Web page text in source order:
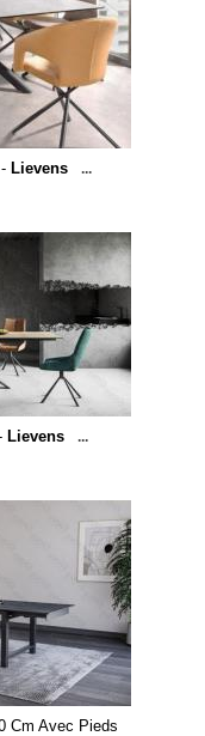
Lievens
...
Lievens
...
Cm Avec Pieds